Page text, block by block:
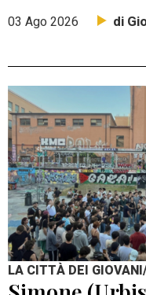
03 Ago 2026 di
LA CITTÀ DEI